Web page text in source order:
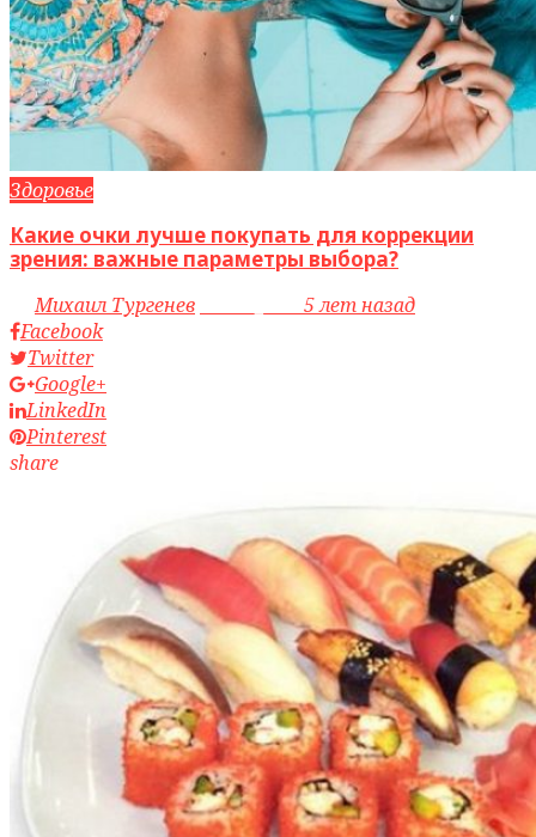
Здоровье
Какие очки лучше покупать для коррекции
зрения: важные параметры выбора?
byМихаил Тургенев
5 лет назад
Facebook
Twitter
Google+
LinkedIn
Pinterest
share